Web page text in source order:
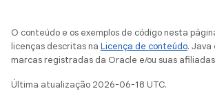
O conteúdo e os exemplos de código nesta
licenças descritas na Licença de conteúdo. Java
marcas registradas da Oracle e/ou suas
Última atualização 2026-06-18 UTC.